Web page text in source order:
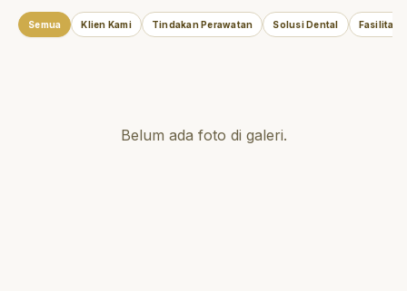
Semua Klien Kami Tindakan Perawatan Solusi Dental Fasilitas
Belum ada foto di galeri.